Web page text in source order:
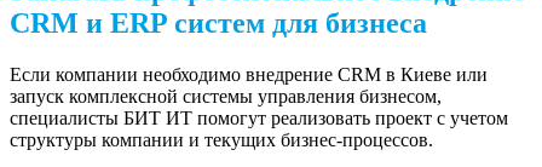
CRM и ERP систем для бизнеса
Если компании необходимо внедрение CRM в Киеве или
запуск комплексной системы управления бизнесом,
специалисты БИТ ИТ помогут реализовать проект с учетом
структуры компании и текущих бизнес-процессов.